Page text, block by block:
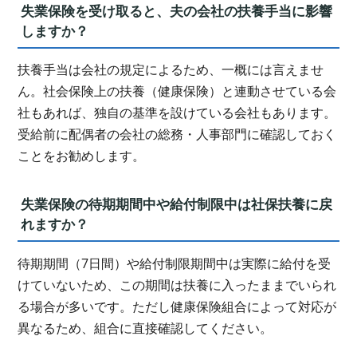
失業保険を受け取ると、夫の会社の扶養手当に影響
しますか？
扶養手当は会社の規定によるため、一概には言えませ
ん。社会保険上の扶養（健康保険）と連動させている会
社もあれば、独自の基準を設けている会社もあります。
受給前に配偶者の会社の総務・人事部門に確認しておく
ことをお勧めします。
失業保険の待期期間中や給付制限中は社保扶養に戻
れますか？
待期期間（7日間）や給付制限期間中は実際に給付を受
けていないため、この期間は扶養に入ったままでいられ
る場合が多いです。ただし健康保険組合によって対応が
異なるため、組合に直接確認してください。